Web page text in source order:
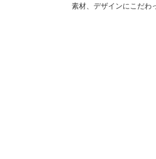
素材、デザインにこだわ